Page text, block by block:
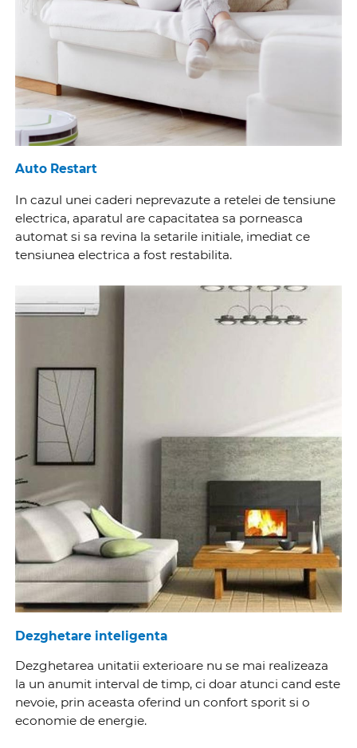
Auto Restart
In cazul unei caderi neprevazute a retelei de tensiune
electrica, aparatul are capacitatea sa porneasca
automat si sa revina la setarile initiale, imediat ce
tensiunea electrica a fost restabilita.
Dezghetare inteligenta
Dezghetarea unitatii exterioare nu se mai realizeaza
la un anumit interval de timp, ci doar atunci cand este
nevoie, prin aceasta oferind un confort sporit si o
economie de energie.